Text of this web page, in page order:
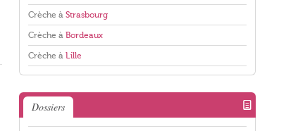
Crèche à Strasbourg
Crèche à Bordeaux
Crèche à Lille
Dossiers